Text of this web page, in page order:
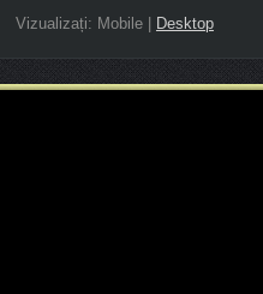
Vizualizați: Mobile| Desktop